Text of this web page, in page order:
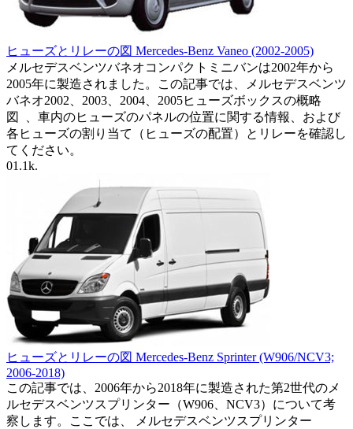
ヒューズとリレーの図 Mercedes-Benz Vaneo (2002-2005)
メルセデスベンツバネオコンパクトミニバンは2002年から
2005年に製造されました。この記事では、メルセデスベンツ
バネオ2002、2003、2004、2005ヒューズボックスの概略
図 、車内のヒューズのパネルの位置に関する情報、および
各ヒューズの割り当て（ヒューズの配置）とリレーを確認し
てください。
01.1k.
ヒューズとリレーの図 Mercedes-Benz Sprinter (W906/NCV3;
2006-2018)
この記事では、2006年から2018年に製造された第2世代のメ
ルセデスベンツスプリンター（W906、NCV3）について考
察します。ここでは、 メルセデスベンツスプリンター